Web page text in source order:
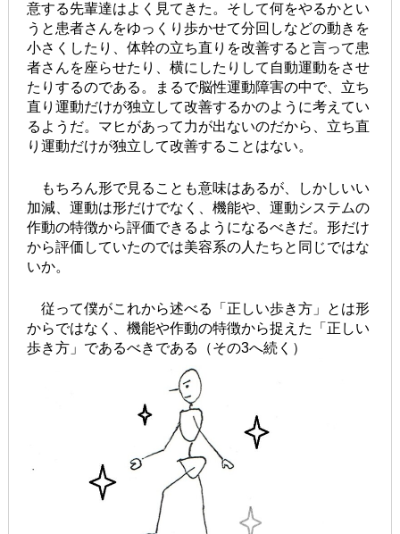
意する先輩達はよく見てきた。そして何をやるかとい
うと患者さんをゆっくり歩かせて分回しなどの動きを
小さくしたり、体幹の立ち直りを改善すると言って患
者さんを座らせたり、横にしたりして自動運動をさせ
たりするのである。まるで脳性運動障害の中で、立ち
直り運動だけが独立して改善するかのように考えてい
るようだ。マヒがあって力が出ないのだから、立ち直
り運動だけが独立して改善することはない。
もちろん形で見ることも意味はあるが、しかしいい
加減、運動は形だけでなく、機能や、運動システムの
作動の特徴から評価できるようになるべきだ。形だけ
から評価していたのでは美容系の人たちと同じではな
いか。
従って僕がこれから述べる「正しい歩き方」とは形
からではなく、機能や作動の特徴から捉えた「正しい
歩き方」であるべきである（その3へ続く）